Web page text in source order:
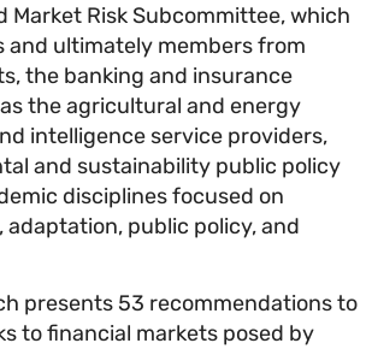
Market Risk Subcommittee,
and ultimately members from
the banking and insurance
as the agricultural and energy
and intelligence service providers,
and sustainability public
disciplines focused on
adaptation, public policy, and
presents 53
to financial markets posed by